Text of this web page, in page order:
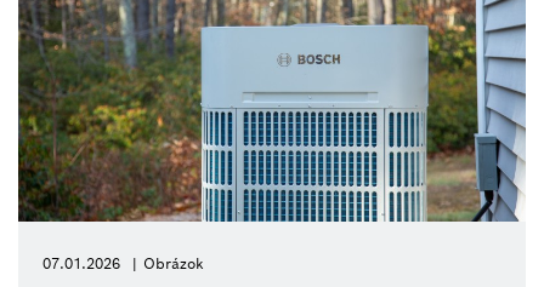
07.01.2026 Obrázok